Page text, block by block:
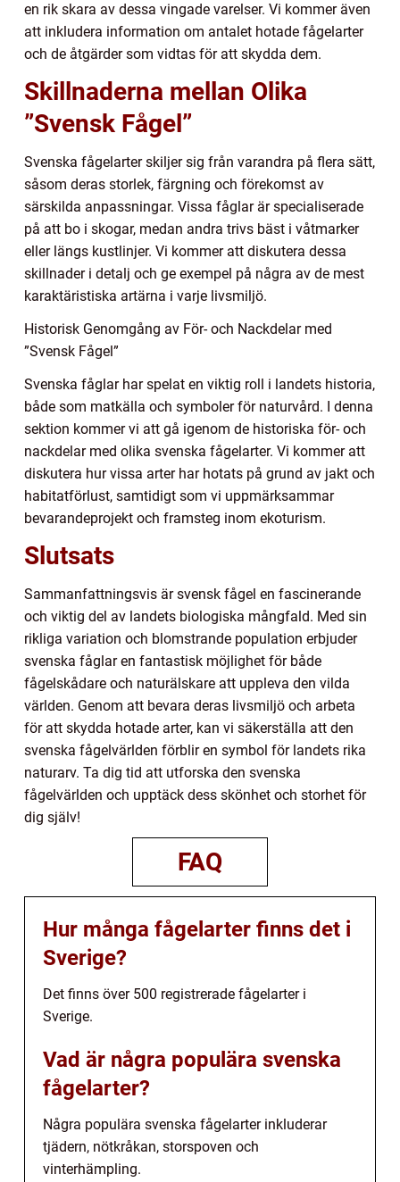
en rik skara av dessa vingade varelser. Vi kommer även
att inkludera information om antalet hotade fågelarter
och de åtgärder som vidtas för att skydda dem.
Skillnaderna mellan Olika
”Svensk Fågel”
Svenska fågelarter skiljer sig från varandra på flera sätt,
såsom deras storlek, färgning och förekomst av
särskilda anpassningar. Vissa fåglar är specialiserade
på att bo i skogar, medan andra trivs bäst i våtmarker
eller längs kustlinjer. Vi kommer att diskutera dessa
skillnader i detalj och ge exempel på några av de mest
karaktäristiska artärna i varje livsmiljö.
Historisk Genomgång av För- och Nackdelar med
”Svensk Fågel”
Svenska fåglar har spelat en viktig roll i landets historia,
både som matkälla och symboler för naturvård. I denna
sektion kommer vi att gå igenom de historiska för- och
nackdelar med olika svenska fågelarter. Vi kommer att
diskutera hur vissa arter har hotats på grund av jakt och
habitatförlust, samtidigt som vi uppmärksammar
bevarandeprojekt och framsteg inom ekoturism.
Slutsats
Sammanfattningsvis är svensk fågel en fascinerande
och viktig del av landets biologiska mångfald. Med sin
rikliga variation och blomstrande population erbjuder
svenska fåglar en fantastisk möjlighet för både
fågelskådare och naturälskare att uppleva den vilda
världen. Genom att bevara deras livsmiljö och arbeta
för att skydda hotade arter, kan vi säkerställa att den
svenska fågelvärlden förblir en symbol för landets rika
naturarv. Ta dig tid att utforska den svenska
fågelvärlden och upptäck dess skönhet och storhet för
dig själv!
FAQ
Hur många fågelarter finns det i
Sverige?
Det finns över 500 registrerade fågelarter i
Sverige.
Vad är några populära svenska
fågelarter?
Några populära svenska fågelarter inkluderar
tjädern, nötkråkan, storspoven och
vinterhämpling.